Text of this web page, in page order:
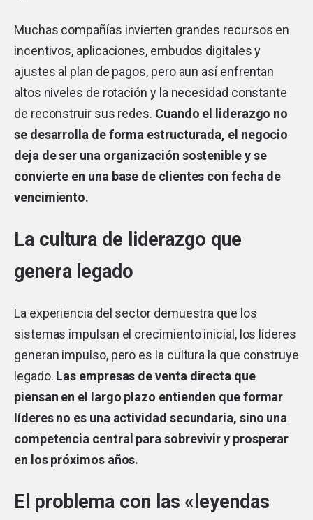
Muchas compañías invierten grandes recursos en
incentivos, aplicaciones, embudos digitales y
ajustes al plan de pagos, pero aun así enfrentan
altos niveles de rotación y la necesidad constante
de reconstruir sus redes. Cuando el liderazgo no
se desarrolla de forma estructurada, el negocio
deja de ser una organización sostenible y se
convierte en una base de clientes con fecha de
vencimiento.
La cultura de liderazgo que
genera legado
La experiencia del sector demuestra que los
sistemas impulsan el crecimiento inicial, los líderes
generan impulso, pero es la cultura la que construye
legado. Las empresas de venta directa que
piensan en el largo plazo entienden que formar
líderes no es una actividad secundaria, sino una
competencia central para sobrevivir y prosperar
en los próximos años.
El problema con las «leyendas